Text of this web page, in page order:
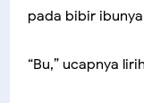
pada bibir
“Bu,” ucapnya